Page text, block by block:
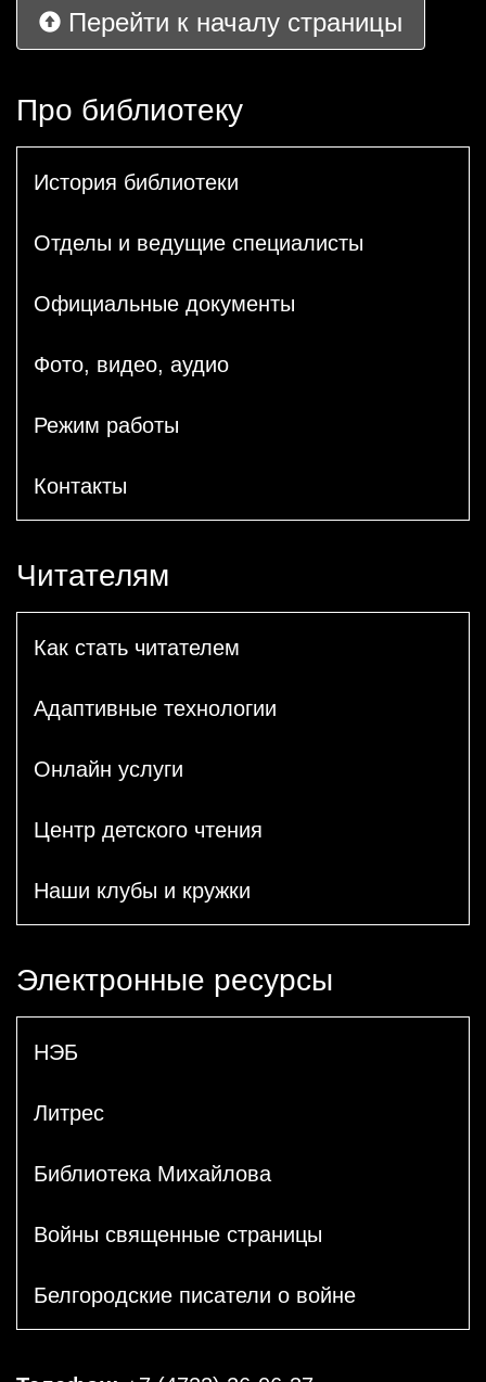
Перейти к началу страницы
Про библиотеку
История библиотеки
Отделы и ведущие специалисты
Официальные документы
Фото, видео, аудио
Режим работы
Контакты
Читателям
Как стать читателем
Адаптивные технологии
Онлайн услуги
Центр детского чтения
Наши клубы и кружки
Электронные ресурсы
НЭБ
Литрес
Библиотека Михайлова
Войны священные страницы
Белгородские писатели о войне